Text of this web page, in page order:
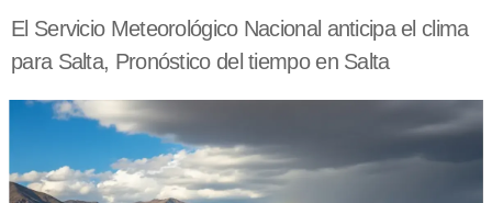
El Servicio Meteorológico Nacional anticipa el clima
para Salta, Pronóstico del tiempo en Salta